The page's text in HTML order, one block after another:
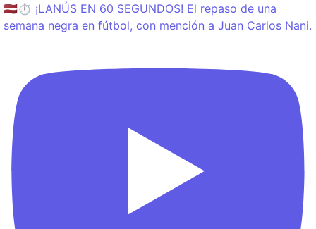
🇱🇻⏱️ ¡LANÚS EN 60 SEGUNDOS! El repaso de una
semana negra en fútbol, con mención a Juan Carlos Nani.